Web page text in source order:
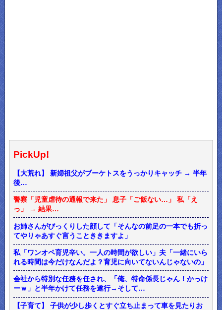
PickUp!
【大荒れ】 新婦祖父がブーケトスをうっかりキャッチ → 半年
後…
警察「児童虐待の通報で来た」 息子「ご飯ない…」 私「え
っ」 → 結果…
お姉さんがびっくりした顔して「そんなの前足の一本でも折っ
てやりゃあすぐ言うことききますよ」
私「ワンオペ育児辛い。一人の時間が欲しい」夫「一緒にいら
れる時間は今だけなんだよ？育児に向いてないんじゃないの」
会社から特別な任務を任され、「俺、特命係長じゃん！かっけ
ーｗ」と半年かけて任務を遂行→そして…
【子育て】 子供が少し歩くとすぐ立ち止まって車を見たりお